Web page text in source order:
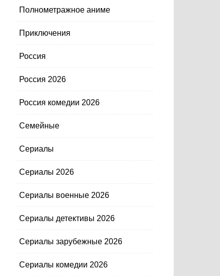
Полнометражное аниме
Приключения
Россия
Россия 2026
Россия комедии 2026
Семейные
Сериалы
Сериалы 2026
Сериалы военные 2026
Сериалы детективы 2026
Сериалы зарубежные 2026
Сериалы комедии 2026